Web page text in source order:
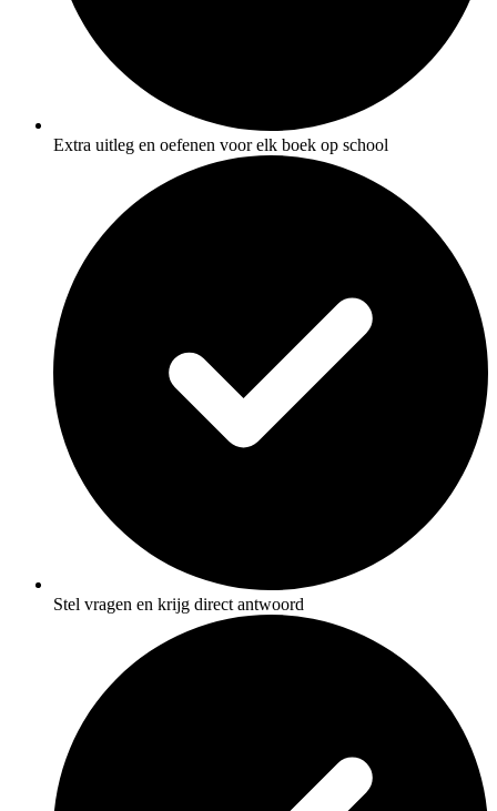
Extra uitleg en oefenen voor elk boek op school
Stel vragen en krijg direct antwoord